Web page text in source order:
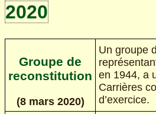
2020
Groupe de
reconstitution
(8 mars 2020)
Un groupe
en 1944, a
Carrières
d’exercice.